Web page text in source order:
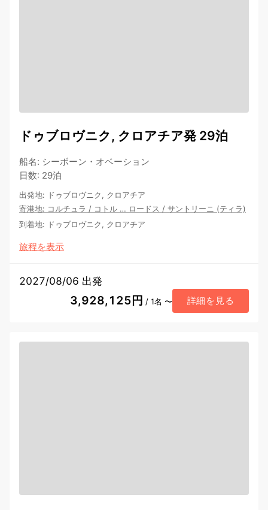
ドゥブロヴニク, クロアチア発 29泊
船名: シーボーン・オベーション
日数: 29泊
出発地: ドゥブロヴニク, クロアチア
寄港地: コルチュラ / コトル … ロードス / サントリーニ (ティラ)
到着地: ドゥブロヴニク, クロアチア
旅程を表示
2027/08/06 出発
3,928,125円 / 1名 〜 詳細を見る